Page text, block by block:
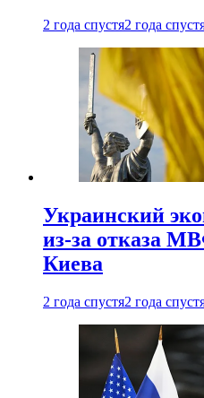
2 года спустя2 года
Украинский
из-за отказа
Киева
2 года спустя2 года